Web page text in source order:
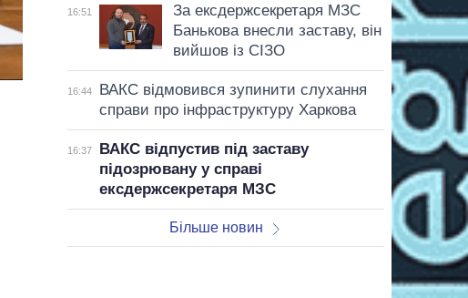
16:51
За ексдержсекретаря МЗС
Банькова внесли заставу, він
вийшов із СІЗО
16:44
ВАКС відмовився зупинити слухання
справи про інфраструктуру Харкова
16:37
ВАКС відпустив під заставу
підозрювану у справі
ексдержсекретаря МЗС
Більше новин